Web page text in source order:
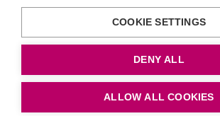
COOKIE SETTINGS
DENY ALL
ALLOW ALL COOKIES
Rosenlundsgatan 54
118 63 Stockholm
+46 (0)10-414 42 00